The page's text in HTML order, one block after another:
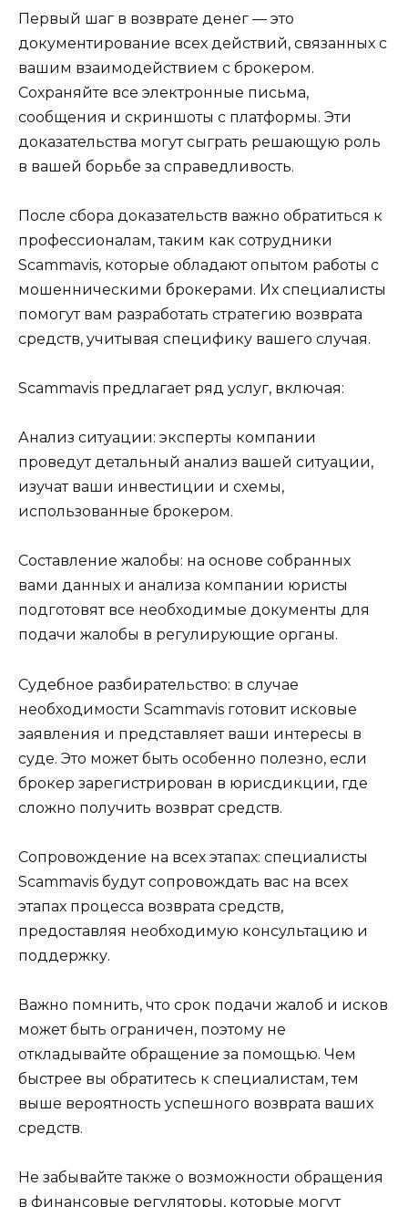
Первый шаг в возврате денег — это
документирование всех действий, связанных с
вашим взаимодействием с брокером.
Сохраняйте все электронные письма,
сообщения и скриншоты с платформы. Эти
доказательства могут сыграть решающую роль
в вашей борьбе за справедливость.
После сбора доказательств важно обратиться к
профессионалам, таким как сотрудники
Scammavis, которые обладают опытом работы с
мошенническими брокерами. Их специалисты
помогут вам разработать стратегию возврата
средств, учитывая специфику вашего случая.
Scammavis предлагает ряд услуг, включая:
Анализ ситуации: эксперты компании
проведут детальный анализ вашей ситуации,
изучат ваши инвестиции и схемы,
использованные брокером.
Составление жалобы: на основе собранных
вами данных и анализа компании юристы
подготовят все необходимые документы для
подачи жалобы в регулирующие органы.
Судебное разбирательство: в случае
необходимости Scammavis готовит исковые
заявления и представляет ваши интересы в
суде. Это может быть особенно полезно, если
брокер зарегистрирован в юрисдикции, где
сложно получить возврат средств.
Сопровождение на всех этапах: специалисты
Scammavis будут сопровождать вас на всех
этапах процесса возврата средств,
предоставляя необходимую консультацию и
поддержку.
Важно помнить, что срок подачи жалоб и исков
может быть ограничен, поэтому не
откладывайте обращение за помощью. Чем
быстрее вы обратитесь к специалистам, тем
выше вероятность успешного возврата ваших
средств.
Не забывайте также о возможности обращения
в финансовые регуляторы, которые могут